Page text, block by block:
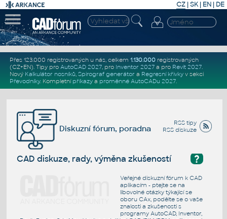
CZ | SK| EN | DE
Přes 123.000 registrovaných u nás, celkem 1.130.000registrovaných
(CZ+EN). Tipy pro AutoCAD 2027, pro Inventor 2027a pro Revit 2027.
Nový Kalkulátor nosníků, Spirograf generátor a Regresní křivkyv sekci
Převodníky. Kompletní příkazya proměnné AutoCADu 2027.
RSS tipy
RSS diskuze
Diskuzní fórum, poradna
?
CAD diskuze, rady, výměna zkušeností
Veřejné diskuzní fórum k CAD
aplikacím - ptejte se na
libovolné otázky týkající se
oboru CAx, podělte se o vaše
znalosti a zkušenosti s
programy AutoCAD, Inventor,